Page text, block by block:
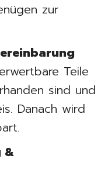
zur
Teile
sind und
Danach wird
&